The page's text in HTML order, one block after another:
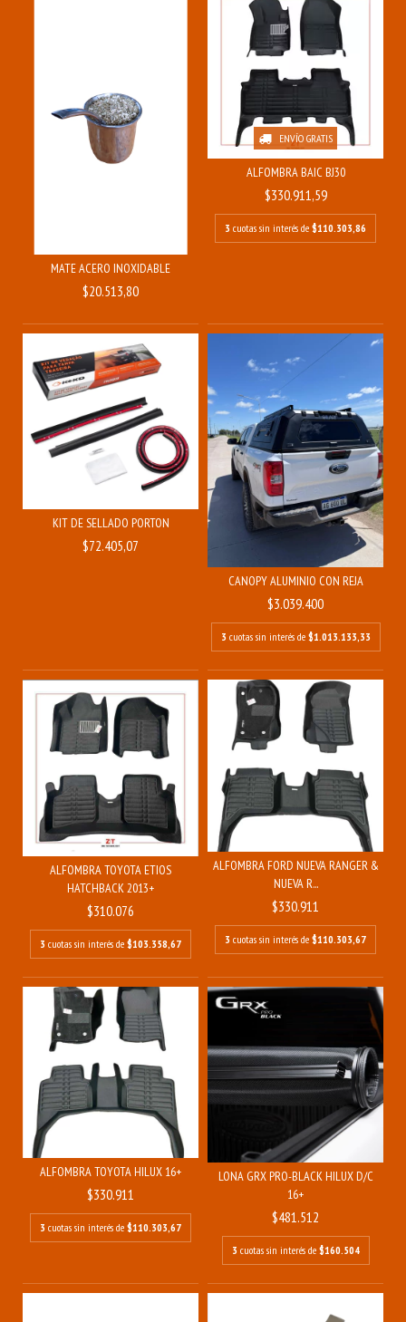
MATE ACERO INOXIDABLE
$20.513,80
ENVÍO GRATIS
ALFOMBRA BAIC BJ30
$330.911,59
3 cuotas sin interés de $110.303,86
KIT DE SELLADO PORTON
$72.405,07
CANOPY ALUMINIO CON REJA
$3.039.400
3 cuotas sin interés de $1.013.133,33
ALFOMBRA TOYOTA ETIOS
HATCHBACK 2013+
$310.076
3 cuotas sin interés de $103.358,67
ALFOMBRA FORD NUEVA RANGER &
NUEVA R...
$330.911
3 cuotas sin interés de $110.303,67
ALFOMBRA TOYOTA HILUX 16+
$330.911
3 cuotas sin interés de $110.303,67
LONA GRX PRO-BLACK HILUX D/C
16+
$481.512
3 cuotas sin interés de $160.504